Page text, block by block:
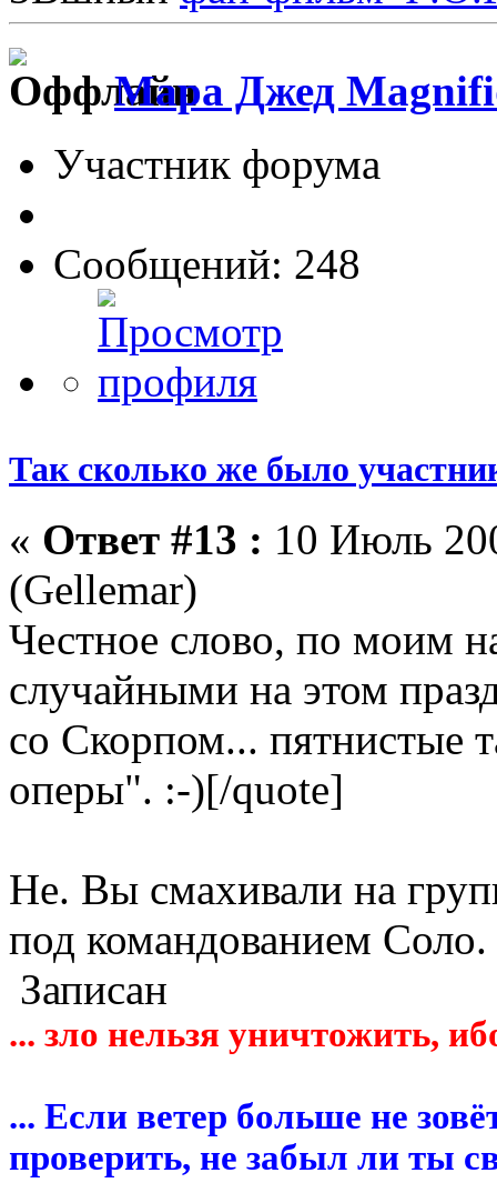
Мара Джед
Участник форума
Сообщений: 248
Так сколько же было
« Ответ #13 : 10 Июль
(Gellemar)
Честное слово, по моим
случайными на этом
со Скорпом... пятнистые
оперы". :-)[/quote]
Не. Вы смахивали на
под командованием Соло.
Записан
... зло нельзя уничтожить,
... Если ветер больше не
проверить, не забыл ли ты